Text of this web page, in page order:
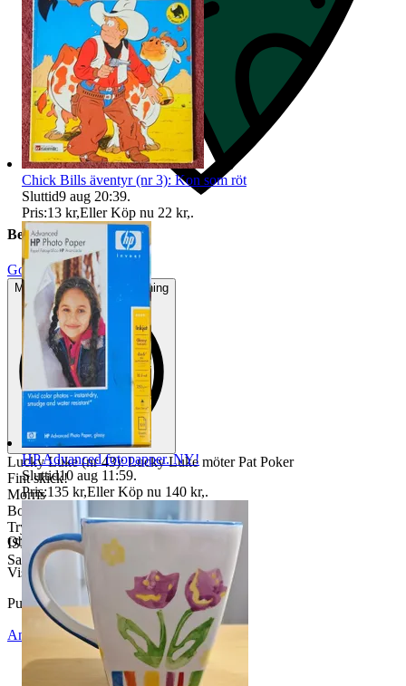
Beskrivning
Gott använt skick
Mindre tecken på användning
Lucky Luke (nr 43): Lucky Luke möter Pat Poker
Fint skick!
Morris
Bonniers Juniorförlag AB
Tryckt i Belgien 1981
ISBN 91-48-50593-5
Samfrakt erbjudes!
Objektnr 733 806 160
Visningar
Publicerad 28 maj 22:52
Anmäl Sälj liknande
Chick Bills äventyr (nr 3): Kon som röt
Sluttid9 aug 20:39.
Pris:13 kr,Eller Köp nu 22 kr,.
HP Advanced fotopapper. NY!
Sluttid10 aug 11:59.
Pris:135 kr,Eller Köp nu 140 kr,.